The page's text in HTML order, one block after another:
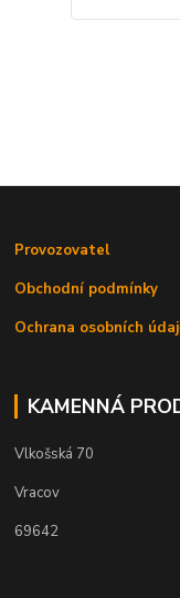
Provozovatel
Obchodní podmínky
Ochrana osobních
KAMENNÁ
Vlkošská 70
Vracov
69642